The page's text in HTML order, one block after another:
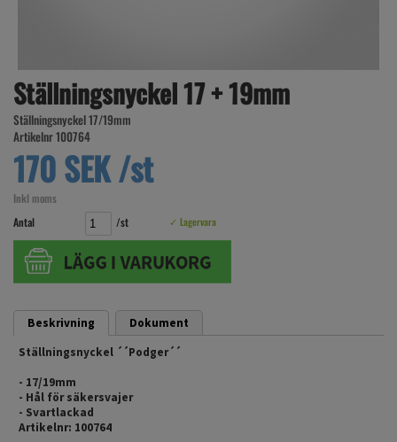
Ställningsnyckel 17 + 19mm
Ställningsnyckel 17/19mm
Artikelnr 100764
170 SEK /st
Inkl moms
Antal
/st ✓ Lagervara
Beskrivning
Dokument
Ställningsnyckel ´´Podger´´
- 17/19mm
- Hål för säkersvajer
- Svartlackad
Artikelnr: 100764